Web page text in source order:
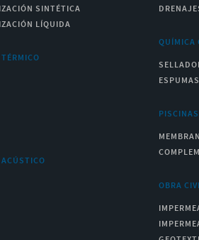
SINTÉTICA
LÍQUIDA
QUÍMICA
ESPUMAS
PISCINAS
OBRA